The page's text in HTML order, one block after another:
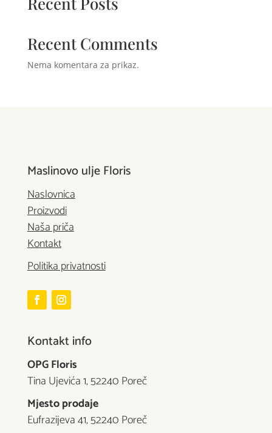
Recent Comments
Nema komentara za prikaz.
Maslinovo ulje Floris
Naslovnica
Proizvodi
Naša priča
Kontakt
Politika privatnosti
Kontakt info
OPG Floris
Tina Ujevića 1, 52240 Poreč
Mjesto prodaje
Eufrazijeva 41, 52240 Poreč